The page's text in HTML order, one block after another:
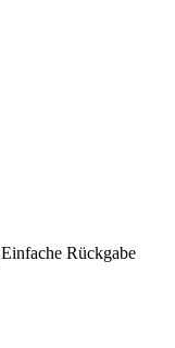
Einfache Rückgabe